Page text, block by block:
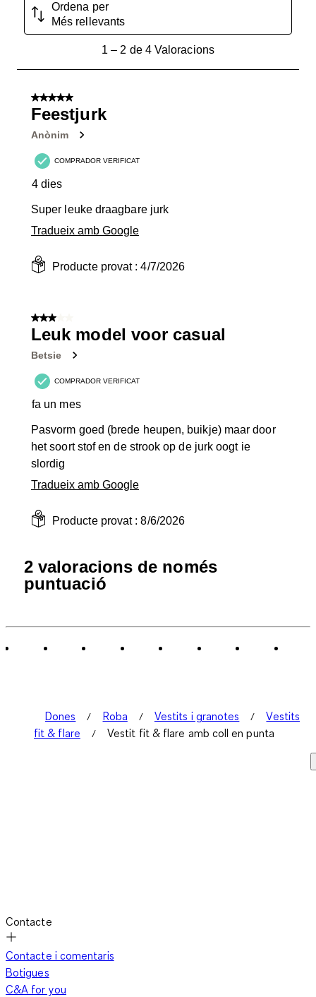
Ordena per
Més rellevants
Valoracions.
1 – 2 de 4 Valoracions
5 de 5 estrelles.
Feestjurk
Anònim
COMPRADOR VERIFICAT
4 dies
Super leuke draagbare jurk
Tradueix amb Google
Producte provat :4/7/2026
3 de 5 estrelles.
Leuk model voor casual
Betsie
COMPRADOR VERIFICAT
fa un mes
Pasvorm goed (brede heupen, buikje) maar door
het soort stof en de strook op de jurk oogt ie
slordig
Tradueix amb Google
Producte provat :8/6/2026
2 valoracions de només
puntuació
Dones Roba Vestits i granotes
Vestits
fit & flare
Vestit fit & flare amb coll en punta
Contacte
Contacte i comentaris
Botigues
C&A for you